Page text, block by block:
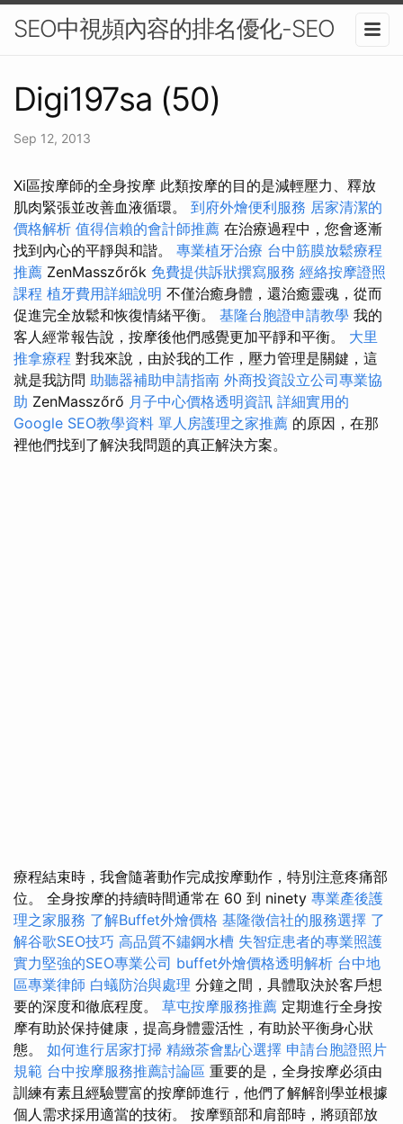
SEO中視頻內容的排名優化-SEO
Digi197sa (50)
Sep 12, 2013
Xi區按摩師的全身按摩 此類按摩的目的是減輕壓力、釋放
肌肉緊張並改善血液循環。 到府外燴便利服務 居家清潔的
價格解析 值得信賴的會計師推薦 在治療過程中，您會逐漸
找到內心的平靜與和諧。 專業植牙治療 台中筋膜放鬆療程
推薦 ZenMasszőrők 免費提供訴狀撰寫服務 經絡按摩證照
課程 植牙費用詳細說明 不僅治癒身體，還治癒靈魂，從而
促進完全放鬆和恢復情緒平衡。 基隆台胞證申請教學 我的
客人經常報告說，按摩後他們感覺更加平靜和平衡。 大里
推拿療程 對我來說，由於我的工作，壓力管理是關鍵，這
就是我訪問 助聽器補助申請指南 外商投資設立公司專業協
助 ZenMasszőrő 月子中心價格透明資訊 詳細實用的
Google SEO教學資料 單人房護理之家推薦 的原因，在那
裡他們找到了解決我問題的真正解決方案。
療程結束時，我會隨著動作完成按摩動作，特別注意疼痛部
位。 全身按摩的持續時間通常在 60 到 ninety 專業產後護
理之家服務 了解Buffet外燴價格 基隆徵信社的服務選擇 了
解谷歌SEO技巧 高品質不鏽鋼水槽 失智症患者的專業照護
實力堅強的SEO專業公司 buffet外燴價格透明解析 台中地
區專業律師 白蟻防治與處理 分鐘之間，具體取決於客戶想
要的深度和徹底程度。 草屯按摩服務推薦 定期進行全身按
摩有助於保持健康，提高身體靈活性，有助於平衡身心狀
態。 如何進行居家打掃 精緻茶會點心選擇 申請台胞證照片
規範 台中按摩服務推薦討論區 重要的是，全身按摩必須由
訓練有素且經驗豐富的按摩師進行，他們了解解剖學並根據
個人需求採用適當的技術。 按摩頸部和肩部時，將頭部放